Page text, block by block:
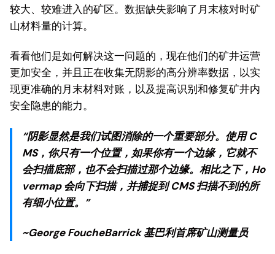
较大、较难进入的矿区。数据缺失影响了月末核对时矿
山材料量的计算。
看看他们是如何解决这一问题的，现在他们的矿井运营
更加安全，并且正在收集无阴影的高分辨率数据，以实
现更准确的月末材料对账，以及提高识别和修复矿井内
安全隐患的能力。
阴影显然是我们试图消除的一个重要部分。使用 C
MS，你只有一个位置，如果你有一个边缘，它就不
会扫描底部，也不会扫描过那个边缘。相比之下，Ho
vermap 会向下扫描，并捕捉到 CMS 扫描不到的所
有细小位置。
~George FoucheBarrick 基巴利首席矿山测量员